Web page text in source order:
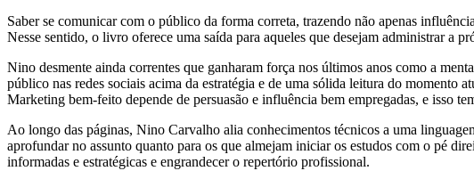
Saber se comunicar com o público da forma correta, trazendo não apenas
Nesse sentido, o livro oferece uma saída para aqueles que desejam administrar a
Nino desmente ainda correntes que ganharam força nos últimos anos como a
público nas redes sociais acima da estratégia e de uma sólida leitura do momento
Marketing bem-feito depende de persuasão e influência bem empregadas, e isso
Ao longo das páginas, Nino Carvalho alia conhecimentos técnicos a uma
aprofundar no assunto quanto para os que almejam iniciar os estudos com o pé
informadas e estratégicas e engrandecer o repertório profissional.